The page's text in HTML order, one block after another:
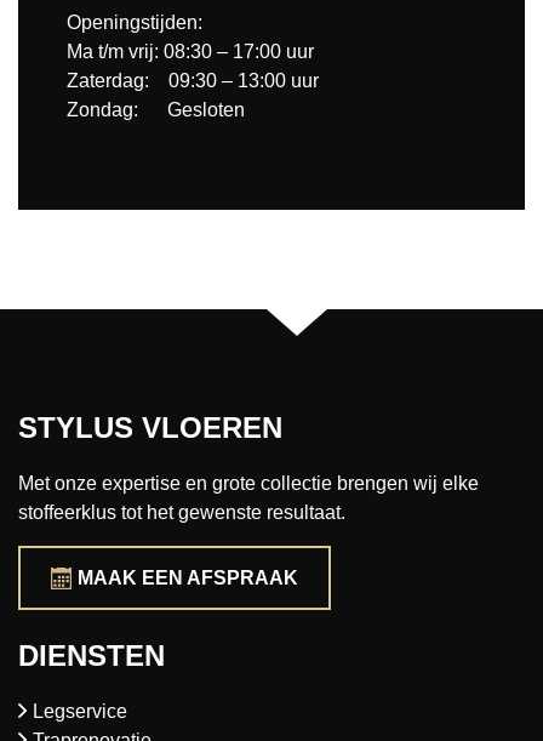
Openingstijden:
Ma t/m vrij: 08:30 – 17:00 uur
Zaterdag: 09:30 – 13:00 uur
Zondag: Gesloten
STYLUS VLOEREN
Met onze expertise en grote collectie brengen wij elke
stoffeerklus tot het gewenste resultaat.
MAAK EEN AFSPRAAK
DIENSTEN
Legservice